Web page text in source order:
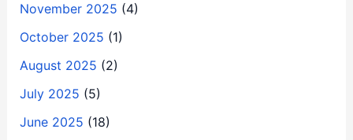
November 2025 (4)
October 2025 (1)
August 2025 (2)
July 2025 (5)
June 2025 (18)